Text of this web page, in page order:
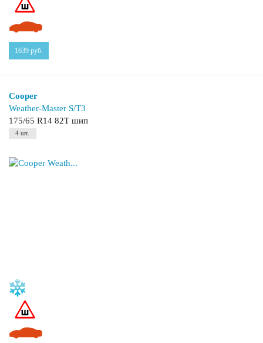
1639 руб.
Cooper
Weather-Master S/T3
175/65 R14 82T шип
4 шт.